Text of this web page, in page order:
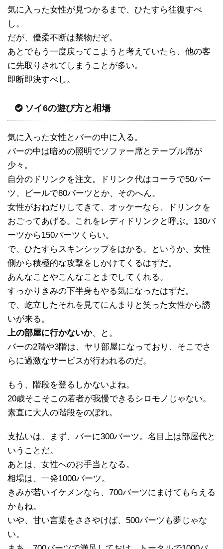
気に入った女性が見つかるまで、ひたすら往復すべ
し。
だが、優柔不断は禁物だぞ。
あとでもう一度戻ってこようと考えていたら、他の客
に先取りされてしまうことが多い。
即断即決すべし。
ソイ6の遊び方と相場
気に入った女性とバーの中に入る。
バーの中は暗めの照明でソファー席とテーブル席が
少々。
自分のドリンクを注文。ドリンク代はコーラで50バー
ツ、ビールで80バーツとか、そのへん。
女性がおねだりしてきて、オッケーなら、ドリンクを
おごってあげる。これをレディドリンクと呼ぶ。130バ
ーツから150バーツくらい。
で、ひたすらスキンシップをはかる。というか、女性
側から積極的な攻撃をしかけてくるはずだ。
あんなことやこんなことまでしてくれる。
すっかりきみの下半身もやる気になったはずだ。
で、屹立したそれを見てにんまりと笑った女性から誘
いが来る。
上の部屋に行かないか、と。
バーの2階や3階は、ヤリ部屋になっており、そこでさ
らに過激なサービスが行われるのだ。
もう、階段を登るしかないよね。
20歳そこそこの若者が我慢できるシロモノじゃない。
素直に大人の階段をのぼれ。
支払いは、まず、バーに300バーツ。名目上は部屋代と
いうことだ。
あとは、女性へのお手当となる。
相場は、一発1000バーツ。
きみが若いイケメンなら、700バーツにまけてもらえる
かもね。
いや、甘い言葉をささやけば、500バーツも夢じゃな
い。